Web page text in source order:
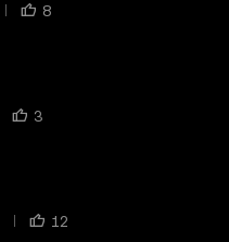
8
3
12